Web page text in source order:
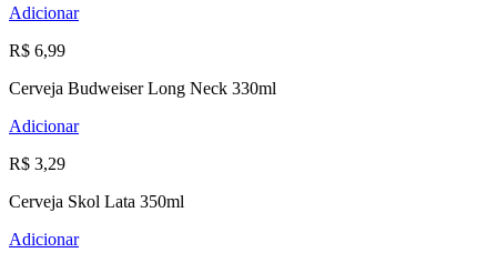
Adicionar
R$ 6,99
Cerveja Budweiser Long Neck 330ml
Adicionar
R$ 3,29
Cerveja Skol Lata 350ml
Adicionar